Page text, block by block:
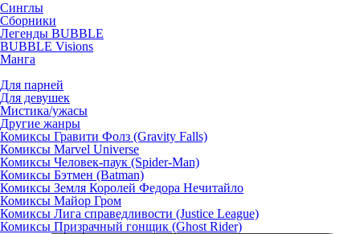
Синглы
Сборники
Легенды BUBBLE
BUBBLE Visions
Манга
Для парней
Для девушек
Мистика/ужасы
Другие жанры
Комиксы Гравити Фолз (Gravity Falls)
Комиксы Marvel Universe
Комиксы Человек-паук (Spider-Man)
Комиксы Бэтмен (Batman)
Комиксы Земля Королей Федора Нечитайло
Комиксы Майор Гром
Комиксы Лига справедливости (Justice League)
Комиксы Призрачный гонщик (Ghost Rider)